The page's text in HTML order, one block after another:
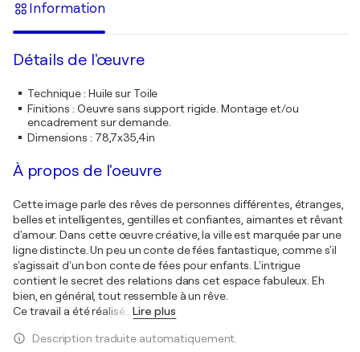
Information
Détails de l'œuvre
Technique: Huile sur Toile
Finitions : Oeuvre sans support rigide. Montage et/ou
encadrement sur demande.
Dimensions : 78,7x35,4in
À propos de l'oeuvre
Cette image parle des rêves de personnes différentes, étranges,
belles et intelligentes, gentilles et confiantes, aimantes et rêvant
d'amour. Dans cette œuvre créative, la ville est marquée par une
ligne distincte. Un peu un conte de fées fantastique, comme s'il
s'agissait d'un bon conte de fées pour enfants. L'intrigue
contient le secret des relations dans cet espace fabuleux. Eh
bien, en général, tout ressemble à un rêve.
Ce travail a été réalisé
Lire plus
Description traduite automatiquement.